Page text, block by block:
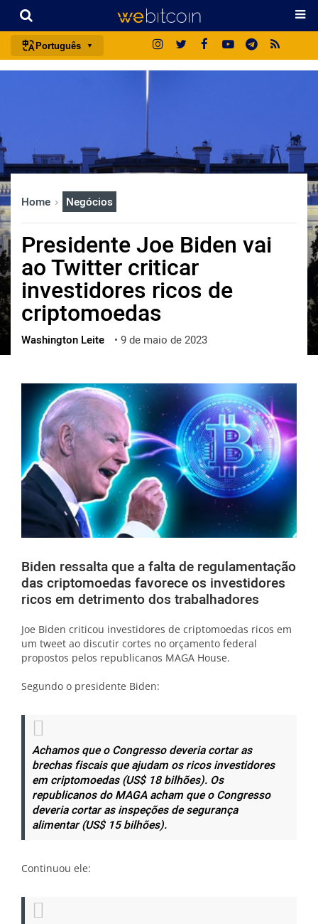
Português
italiano
日本語
русский
한국어
العربية
ไทย
ქართული
vietnamese
Home Negócios
Presidente Joe Biden vai
ao Twitter criticar
investidores ricos de
criptomoedas
Washington Leite • 9 de maio de 2023
Biden ressalta que a falta de regulamentação
das criptomoedas favorece os investidores
ricos em detrimento dos trabalhadores
Joe Biden criticou investidores de criptomoedas ricos em
um tweet ao discutir cortes no orçamento federal
propostos pelos republicanos MAGA House.
Segundo o presidente Biden:
Achamos que o Congresso deveria cortar as
brechas fiscais que ajudam os ricos investidores
em criptomoedas (US$ 18 bilhões). Os
republicanos do MAGA acham que o Congresso
deveria cortar as inspeções de segurança
alimentar (US$ 15 bilhões).
Continuou ele: